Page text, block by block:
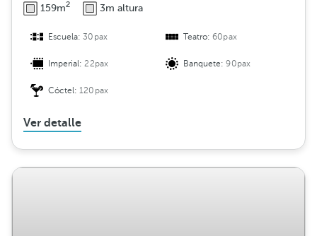
159m2 3m altura
Escuela:30pax Teatro:60pax
Imperial:22pax Banquete:90pax
Cóctel:120pax
Ver detalle